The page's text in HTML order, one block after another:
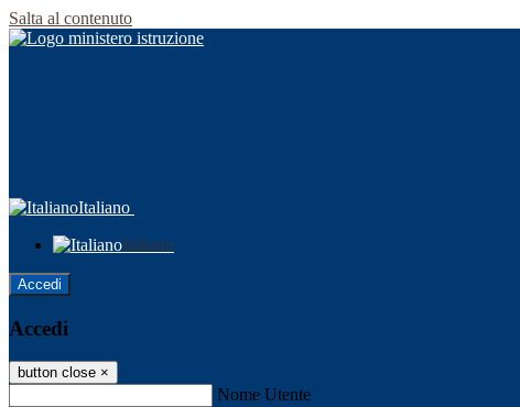
Salta al contenuto
Italiano
Italiano
Accedi
Accedi
button close ×
Nome Utente